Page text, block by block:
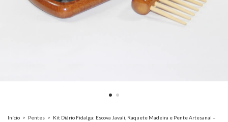
Início > Pentes > Kit Diário Fidalga: Escova Javali, Raquete Madeira e Pente Artesanal –